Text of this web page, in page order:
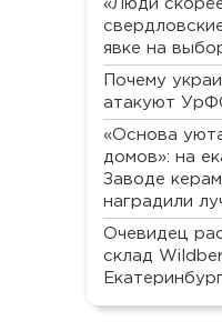
«Люди
явке на
Почему
атакуют
«Основа
домов»: на
Заводе
наградили
Очевидец
склад